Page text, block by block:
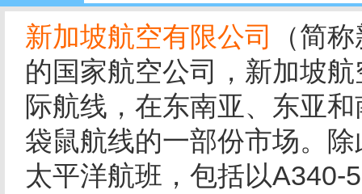
新加坡航空有限公司
（简
的国家航空公司，新加坡
际航线，在东南亚、东亚
袋鼠航线的一部份市场。
太平洋航班，包括以A340-